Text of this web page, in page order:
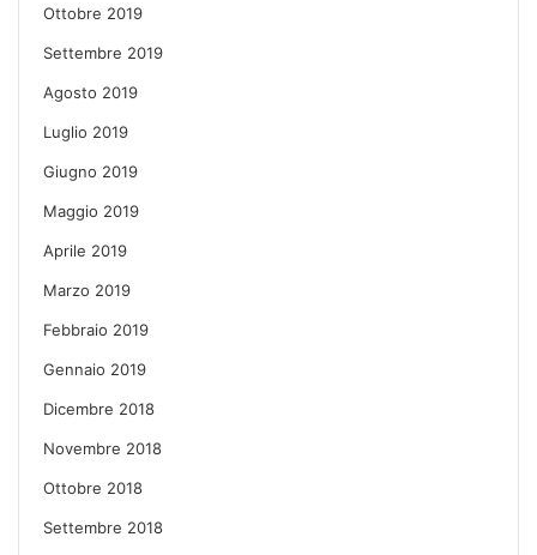
Ottobre 2019
Settembre 2019
Agosto 2019
Luglio 2019
Giugno 2019
Maggio 2019
Aprile 2019
Marzo 2019
Febbraio 2019
Gennaio 2019
Dicembre 2018
Novembre 2018
Ottobre 2018
Settembre 2018